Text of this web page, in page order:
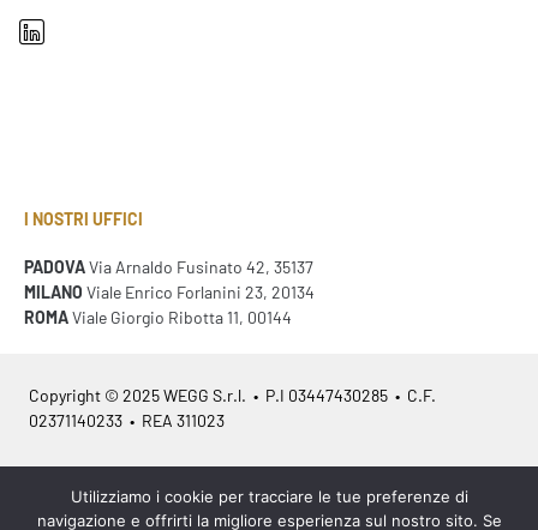
I NOSTRI UFFICI
PADOVAVia Arnaldo Fusinato 42, 35137
MILANO Viale Enrico Forlanini 23, 20134
ROMAViale Giorgio Ribotta 11, 00144
Copyright © 2025 WEGG S.r.l. • P.I 03447430285 • C.F.
02371140233 • REA 311023
Azienda Certificata ISO 9001:2015 – ITA / ISO 9001:2015 – EN
Utilizziamo i cookie per tracciare le tue preferenze di
navigazione e offrirti la migliore esperienza sul nostro sito. Se